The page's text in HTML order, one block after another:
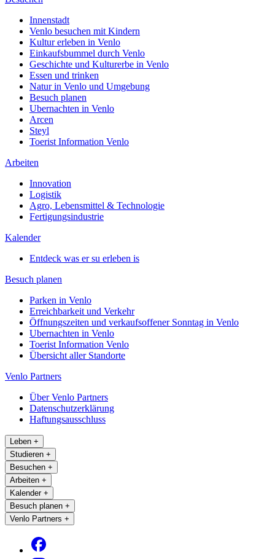
Innenstadt
Venlo besuchen mit Kindern
Kultur erleben in Venlo
Einkaufsbummel durch Venlo
Geschichte und Kulturerbe in Venlo
Essen und trinken
Natur in Venlo und Umgebung
Besuch planen
Ubernachten in Venlo
Arcen
Steyl
Toerist Information Venlo
Arbeiten
Innovation
Logistik
Agro, Lebensmittel & Technologie
Fertigungsindustrie
Kalender
Entdeck was er su erleben is
Besuch planen
Parken in Venlo
Erreichbarkeit und Verkehr
Öffnungszeiten und verkaufsoffener Sonntag in Venlo
Ubernachten in Venlo
Toerist Information Venlo
Übersicht aller Standorte
Venlo Partners
Über Venlo Partners
Datenschutzerklärung
Haftungsausschluss
Leben +
Studieren +
Besuchen +
Arbeiten +
Kalender +
Besuch planen +
Venlo Partners +